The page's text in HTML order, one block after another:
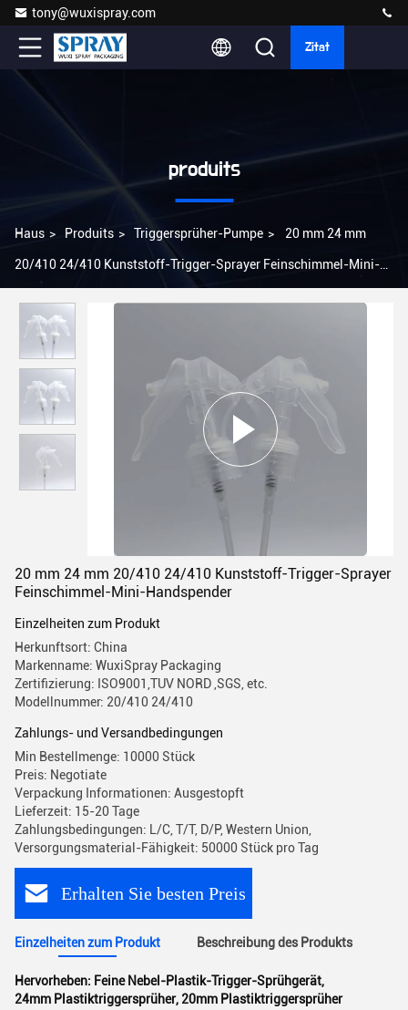
tony@wuxispray.com
Zitat
produits
Haus > Produits > Triggersprüher-Pumpe > 20 mm 24 mm
20/410 24/410 Kunststoff-Trigger-Sprayer Feinschimmel-Mini-
20 mm 24 mm 20/410 24/410 Kunststoff-Trigger-Sprayer
Feinschimmel-Mini-Handspender
Einzelheiten zum Produkt
Herkunftsort: China
Markenname: WuxiSpray Packaging
Zertifizierung: ISO9001,TUV NORD ,SGS, etc.
Modellnummer: 20/410 24/410
Zahlungs- und Versandbedingungen
Min Bestellmenge: 10000 Stück
Preis: Negotiate
Verpackung Informationen: Ausgestopft
Lieferzeit: 15-20 Tage
Zahlungsbedingungen: L/C, T/T, D/P, Western Union,
Versorgungsmaterial-Fähigkeit: 50000 Stück pro Tag
Erhalten Sie besten Preis
Einzelheiten zum Produkt Beschreibung des Produkts
Hervorheben: Feine Nebel-Plastik-Trigger-Sprühgerät,
24mm Plastiktriggersprüher, 20mm Plastiktriggersprüher